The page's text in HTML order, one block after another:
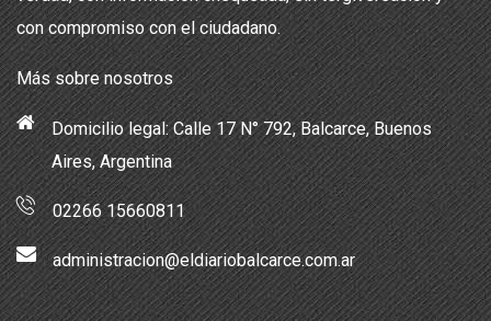
con compromiso con el ciudadano.
Más sobre nosotros
Domicilio legal: Calle 17 N° 792, Balcarce, Buenos
Aires, Argentina
02266 15660811
administracion@eldiariobalcarce.com.ar